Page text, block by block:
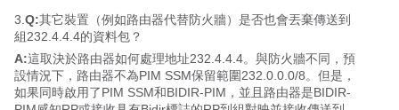
3. Q:其它裝置（例如路由器代替防火牆）是否也會丟棄傳送到
組232.4.4.4的資料包？
A:這取決於路由器如何處理地址232.4.4.4。與防火牆不同，預
設情況下，路由器不為PIM SSM保留範圍232.0.0.0/8。但是，
如果同時啟用了PIM SSM和BIDIR-PIM，並且路由器是BIDIR-